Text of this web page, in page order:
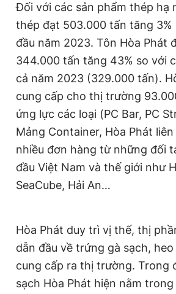
Đối với các sản phẩm thép hạ
thép đạt 503.000 tấn tăng 3%
đầu năm 2023. Tôn Hòa Phát
344.000 tấn tăng 43% so với
cả năm 2023 (329.000 tấn).
cung cấp cho thị trường
ứng lực các loại (PC Bar, PC
Mảng Container, Hòa Phát
nhiều đơn hàng từ những đối
đầu Việt Nam và thế giới như
SeaCube, Hải An…
Hòa Phát duy trì vị thế, thị
dẫn đầu về trứng gà sạch,
cung cấp ra thị trường. Trong
sạch Hòa Phát hiện nằm